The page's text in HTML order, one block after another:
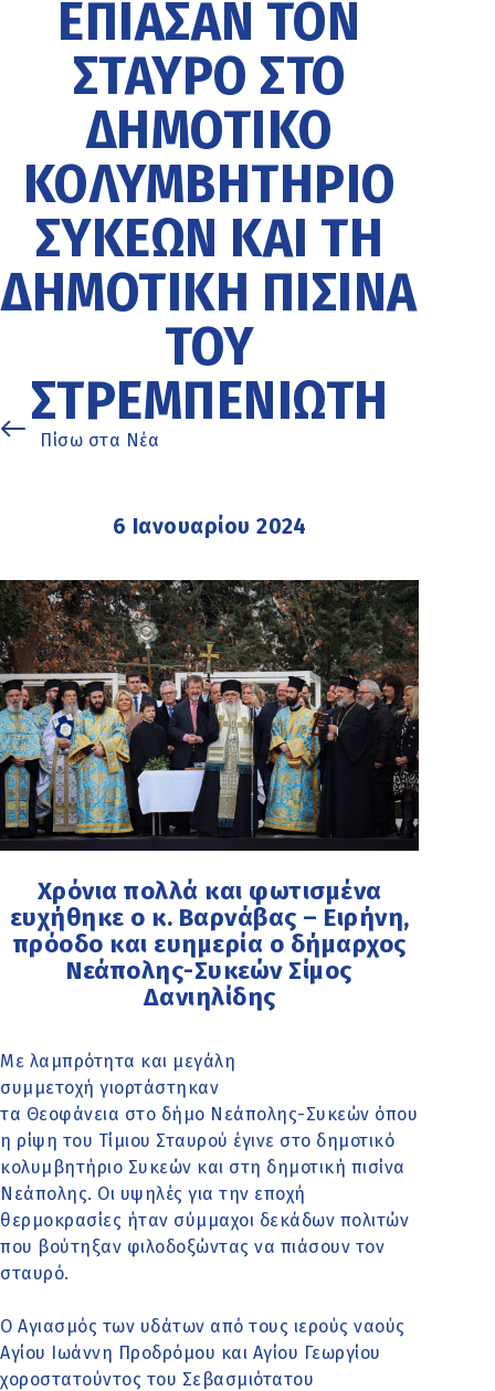
ΈΠΙΑΣΑΝ ΤΟΝ
ΣΤΑΥΡΌ ΣΤΟ
ΔΗΜΟΤΙΚΌ
ΚΟΛΥΜΒΗΤΉΡΙΟ
ΣΥΚΕΏΝ ΚΑΙ ΤΗ
ΔΗΜΟΤΙΚΉ ΠΙΣΊΝΑ
ΤΟΥ
ΣΤΡΕΜΠΕΝΙΏΤΗ
Πίσω στα Νέα
6 Ιανουαρίου 2024
Χρόνια πολλά και φωτισμένα
ευχήθηκε ο κ. Βαρνάβας – Ειρήνη,
πρόοδο και ευημερία ο δήμαρχος
Νεάπολης-Συκεών Σίμος
Δανιηλίδης
Με λαμπρότητα και μεγάλη
συμμετοχή γιορτάστηκαν
τα Θεοφάνεια στο δήμο Νεάπολης-Συκεών όπου
η ρίψη του Τίμιου Σταυρού έγινε στο δημοτικό
κολυμβητήριο Συκεών και στη δημοτική πισίνα
Νεάπολης. Οι υψηλές για την εποχή
θερμοκρασίες ήταν σύμμαχοι δεκάδων πολιτών
που βούτηξαν φιλοδοξώντας να πιάσουν τον
σταυρό.
Ο Αγιασμός των υδάτων από τους ιερούς ναούς
Αγίου Ιωάννη Προδρόμου και Αγίου Γεωργίου
χοροστατούντος του Σεβασμιότατου